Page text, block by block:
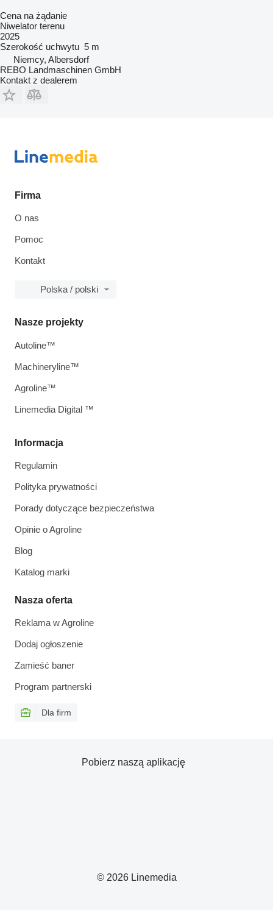
Cena na żądanie
Niwelator terenu
2025
Szerokość uchwytu 5 m
Niemcy, Albersdorf
REBO Landmaschinen GmbH
Kontakt z dealerem
Firma
O nas
Pomoc
Kontakt
Polska / polski
Informacja
Regulamin
Polityka prywatności
Porady dotyczące bezpieczeństwa
Opinie o Agroline
Blog
Katalog marki
Nasza oferta
Reklama w Agroline
Dodaj ogłoszenie
Zamieść baner
Program partnerski
Dla firm
Nasze projekty
Autoline™
Machineryline™
Agroline™
Linemedia Digital ™
© 2026 Linemedia
Pobierz naszą aplikację